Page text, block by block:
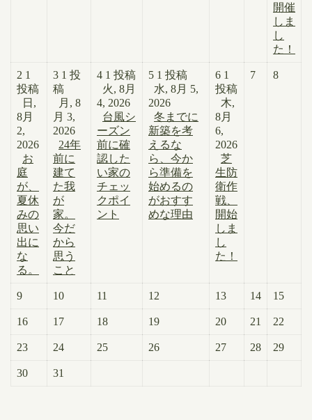
開催
しま
し
た！
2 1
投稿
日,
8月
2,
2026
お
庭
が、
夏休
みの
思い
出に
な
る。
3 1 投
稿
月, 8
月 3,
2026
24年
前に
建て
た我
が
家。
今だ
から
思う
こと
4 1 投稿
火, 8月
4, 2026
台風シ
ーズン
前に確
認した
い家の
チェッ
クポイ
ント
5 1 投稿
水, 8月 5,
2026
冬までに
新築を考
えるな
ら、今か
ら準備を
始めるの
がおすす
めな理由
6 1
投稿
木,
8月
6,
2026
芝
生防
衛作
戦、
開始
しま
し
た！
7 8
9 10 11 12 13 14 15
16 17 18 19 20 21 22
23 24 25 26 27 28 29
30 31